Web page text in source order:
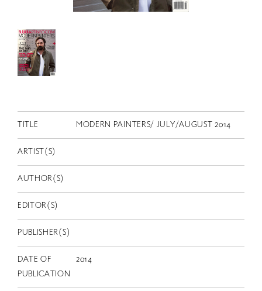
スカラシップ受賞者
JP
TITLE MODERN PAINTERS/ JULY/AUGUST 2014
ARTIST(S)
AUTHOR(S)
EDITOR(S)
PUBLISHER(S)
DATE OF
PUBLICATION
2014